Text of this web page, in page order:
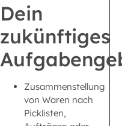
Dein
zukünftiges
Zusammenstellung
von Waren nach
Picklisten,